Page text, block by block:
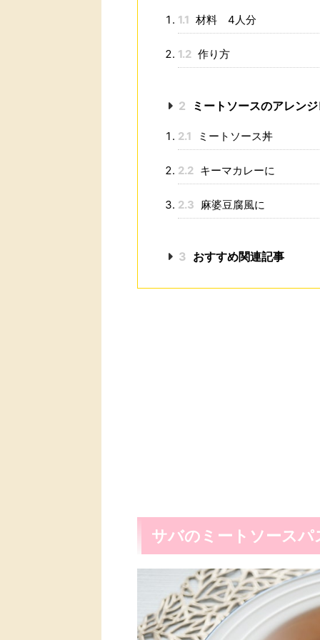
1.1 材料 4人分
1.2 作り方
2 ミートソースのアレン
2.1 ミートソース丼
2.2 キーマカレーに
2.3 麻婆豆腐風に
3 おすすめ関連記事
サバのミートソースパ